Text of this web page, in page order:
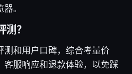
。
？
测和用户口碑，综合考量价
客服响应和退款体验，以免踩